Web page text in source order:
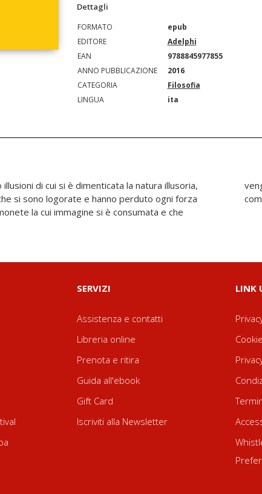
Dettagli
FORMATO
epub
EDITORE
Adelphi
EAN
9788845977855
ANNO PUBBLICAZIONE
2016
CATEGORIA
Filosofia
LINGUA
ita
illusioni di cui si è dimenticata la natura illusoria,
si sono logorate e hanno perduto ogni forza
la cui immagine si è consumata e che
considerazione soltanto come metallo, non più
SERVIZI
Assistenza e contatti
Libreria online
Prenota e ritira
Guida all'ebook
Gift Card
Iscriviti alla Newsletter
LINK